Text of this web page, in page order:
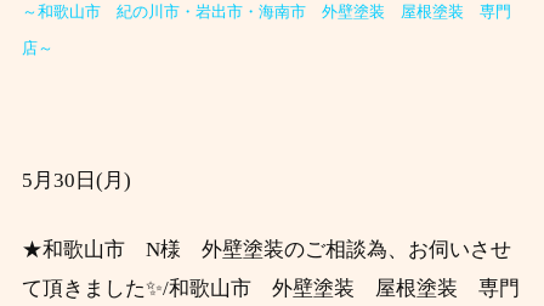
～和歌山市 紀の川市・岩出市・海南市 外壁塗装 屋根塗装 専門
店～
5月30 日(月)
★和歌山市 N様 外壁塗装のご相談為、お伺いさせ
て頂きました✨/和歌山市 外壁塗装 屋根塗装 専門